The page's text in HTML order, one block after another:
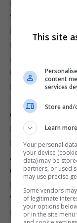
Valeria7K
DanielaAzuage_
theRaychul
KrystiPryde
SonjaShio
Gavrilka
MizzyRose
KayPikeFashion
Alinity
QTCinderella
Velvet_7
Loserfruit
This site
content
services
Store and/
Learn more
Your personal
your device
data) may be
partners, or used
may use precise
Some vendors
of legitimate
your options
or in the site